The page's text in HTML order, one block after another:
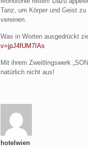
Tanz, um Körper und Geist
vereinen.
Was in Worten ausgedrückt
v=jpJ4fUM7IAs
Mit ihrem Zweitlingswerk
natürlich nicht aus!
hotelwien